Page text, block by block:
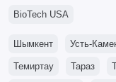
BioTech USA
Шымкент Усть-
Темиртау Тараз